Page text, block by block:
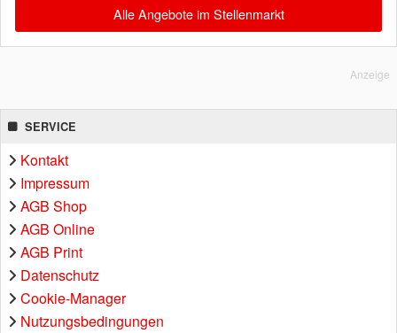
Alle Angebote im Stellenmarkt
Anzeige
SERVICE
Kontakt
Impressum
AGB Shop
AGB Online
AGB Print
Datenschutz
Cookie-Manager
Nutzungsbedingungen